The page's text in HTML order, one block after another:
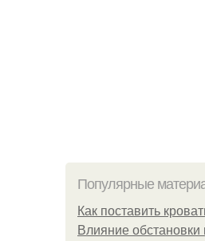
Популярные
Как поставить
Влияние обстановки